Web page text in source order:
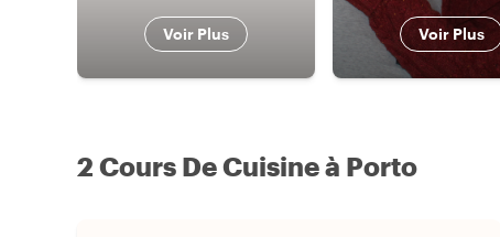
Voir Plus Voir Plus
2 Cours De Cuisine à Porto